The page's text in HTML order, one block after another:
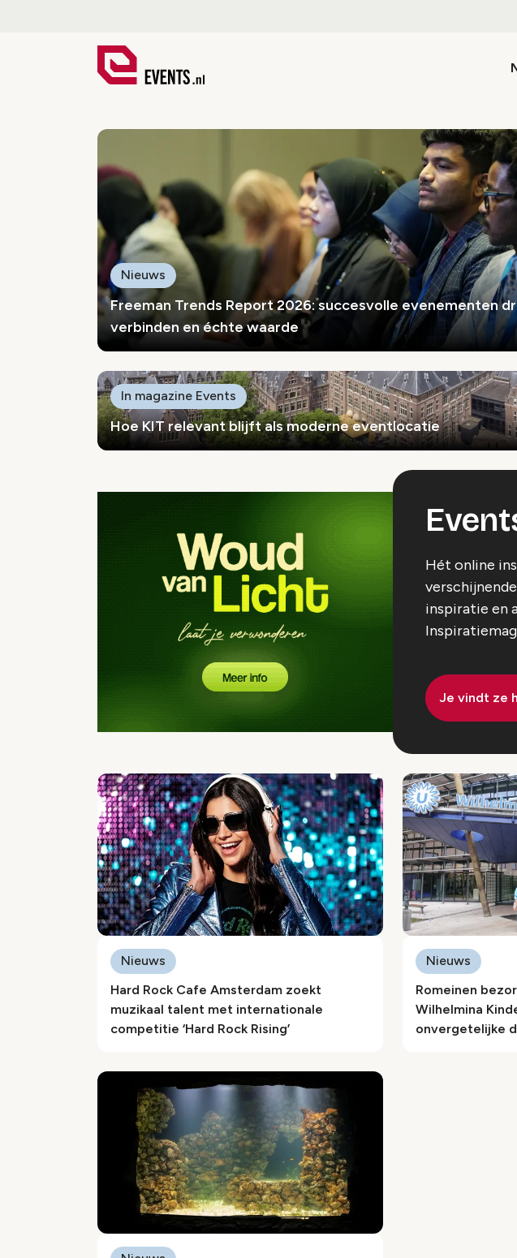
Events.nl
Freeman Trends Report 2026: succesvolle evenementen
verbinden en échte waarde
Nieuws
Hoe KIT relevant blijft als moderne eventlocatie
In magazine Events
Hét online
inspiratie en
Je vindt ze
Hard Rock Cafe Amsterdam zoekt
muzikaal talent met internationale
competitie ‘Hard Rock Rising’
Nieuws
Romeinen
Wilhelmina
onvergetelijke
Nieuws